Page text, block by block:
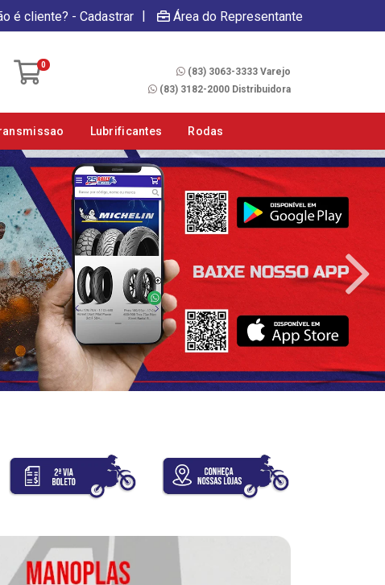
é cliente? - Cadastrar | Área do Representante
0
(83) 3063-3333 Varejo
(83) 3182-2000 Distribuidora
Lubrificantes Rodas